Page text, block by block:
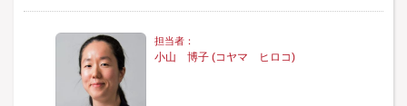
小山 博子 (コヤマ ヒロコ)